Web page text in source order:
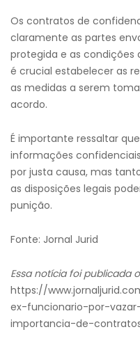
Os contratos de
claramente as partes
protegida e as condições
é crucial estabelecer as
as medidas a serem
acordo.
É importante ressaltar
informações
por justa causa, mas
as disposições legais
punição.
Fonte: Jornal Jurid
Essa notícia foi publicada
https://
ex-funcionario-por-
importancia-de-